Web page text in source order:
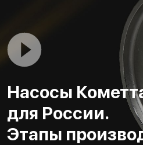
Насосы
для России.
Этапы